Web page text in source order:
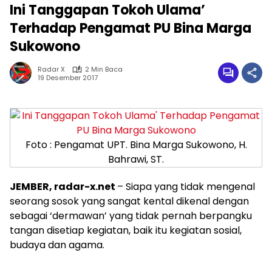
Ini Tanggapan Tokoh Ulama’
Terhadap Pengamat PU Bina Marga
Sukowono
Radar X
2 Min Baca
19 Desember 2017
Foto : Pengamat UPT. Bina Marga Sukowono, H.
Bahrawi, ST.
JEMBER, radar-x.net – Siapa yang tidak mengenal
seorang sosok yang sangat kental dikenal dengan
sebagai ‘dermawan’ yang tidak pernah berpangku
tangan disetiap kegiatan, baik itu kegiatan sosial,
budaya dan agama.